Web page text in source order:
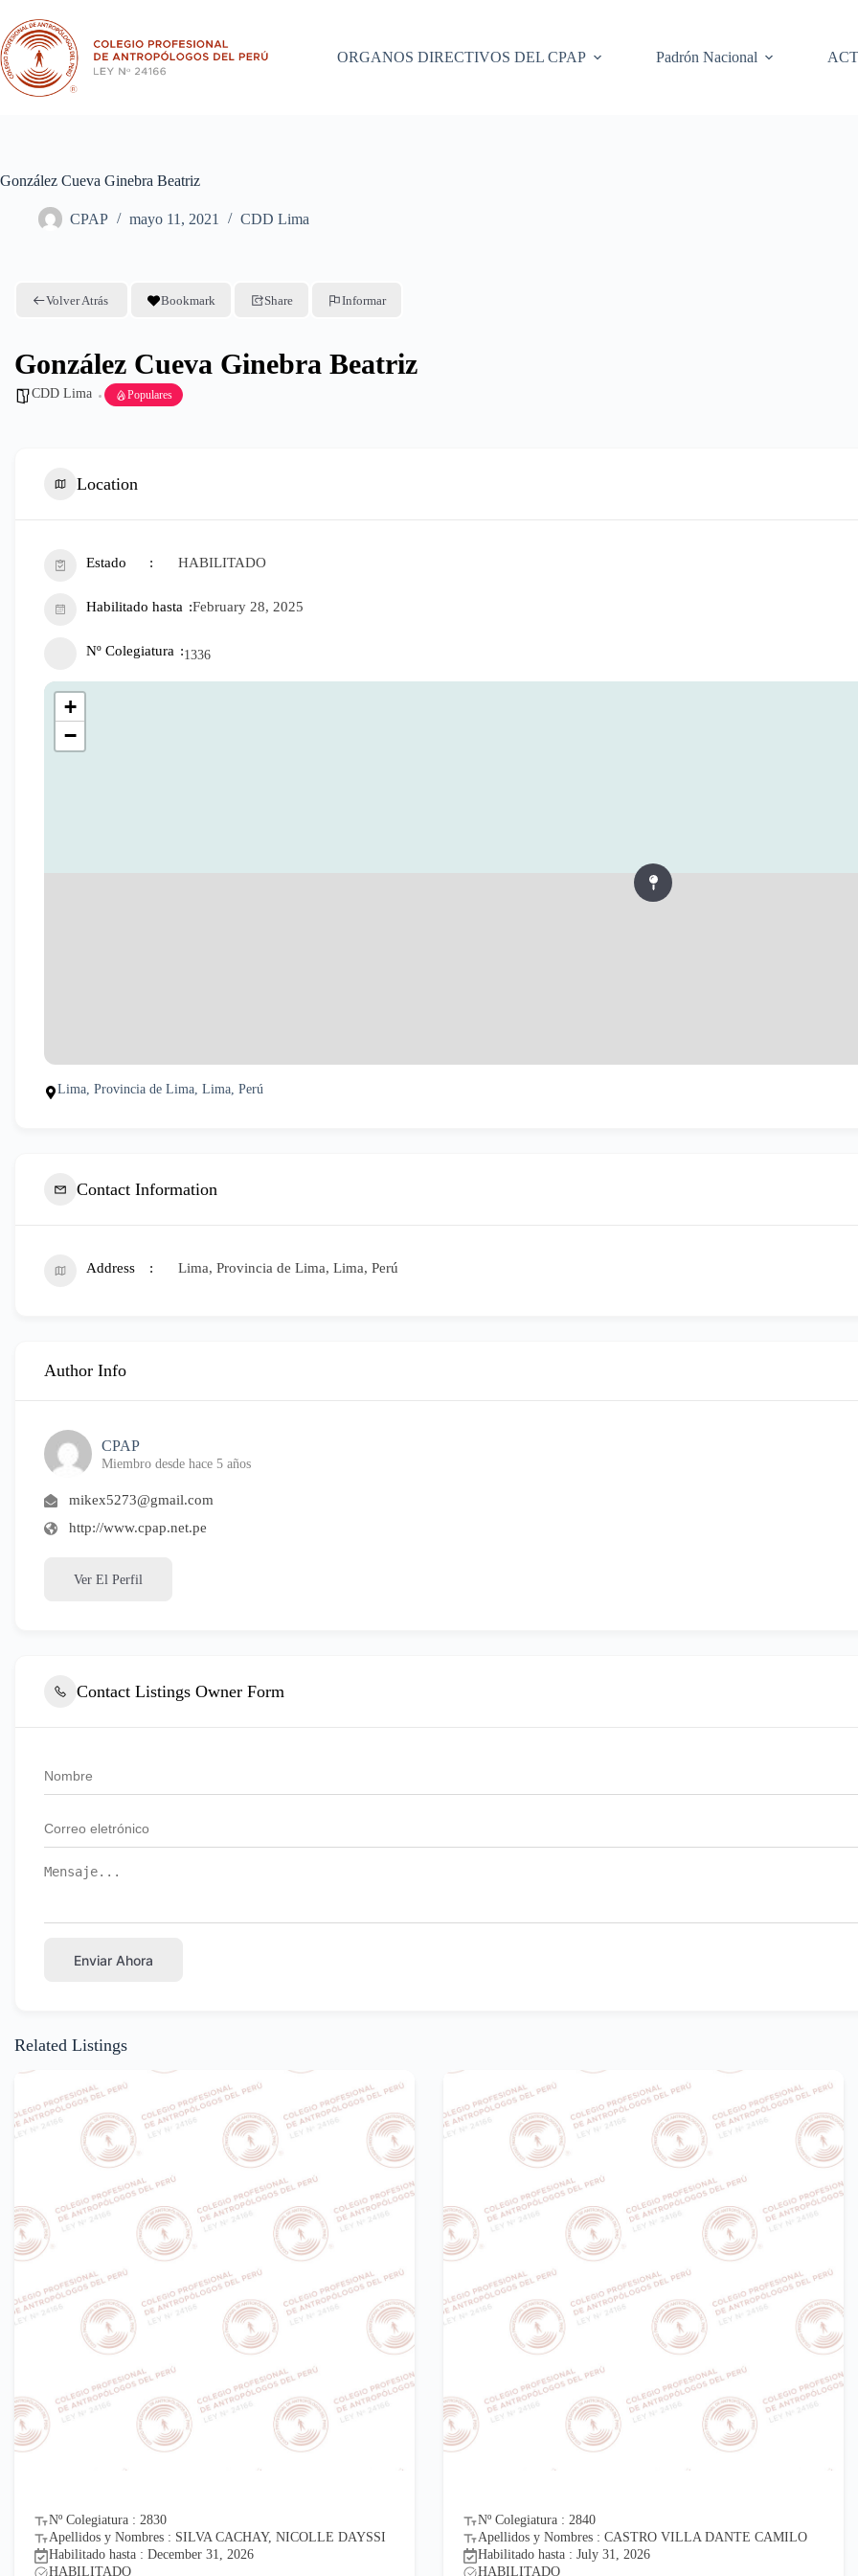
contenido
ORGANOS DIRECTIVOS DEL CPAP
Padrón Nacional
González Cueva Ginebra Beatriz
CPAP mayo 11, 2021 CDD Lima
Volver Atrás Bookmark Share Informar
González Cueva Ginebra Beatriz
CDD Lima Populares
Location
Estado HABILITADO
Habilitado hasta February 28, 2025
Nº Colegiatura 1336
+
−
Lima, Provincia de Lima, Lima, Perú
Contact Information
Address Lima, Provincia de Lima, Lima, Perú
Author Info
CPAP
Miembro desde hace 5 años
mikex5273@gmail.com
http://www.cpap.net.pe
Ver El Perfil
Contact Listings Owner Form
Enviar Ahora
Related Listings
Nº Colegiatura : 2830
Apellidos y Nombres : SILVA CACHAY, NICOLLE DAYSSI
Habilitado hasta : December 31, 2026
HABILITADO
Nº Colegiatura : 2840
Apellidos y Nombres : CASTRO VILLA DANTE CAMILO
Habilitado hasta : July 31, 2026
HABILITADO